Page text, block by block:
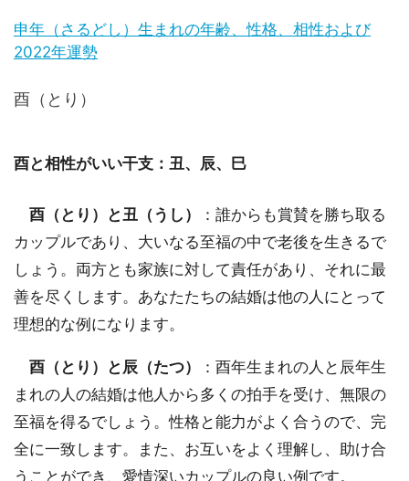
申年（さるどし）生まれの年齢、性格、相性および
2022年運勢
酉（とり）
酉と相性がいい干支：丑、辰、巳
酉（とり）と丑（うし）
：誰からも賞賛を勝ち取る
カップルであり、大いなる至福の中で老後を生きるで
しょう。両方とも家族に対して責任があり、それに最
善を尽くします。あなたたちの結婚は他の人にとって
理想的な例になります。
酉（とり）と辰（たつ）
：酉年生まれの人と辰年生
まれの人の結婚は他人から多くの拍手を受け、無限の
至福を得るでしょう。性格と能力がよく合うので、完
全に一致します。また、お互いをよく理解し、助け合
うことができ、愛情深いカップルの良い例です。